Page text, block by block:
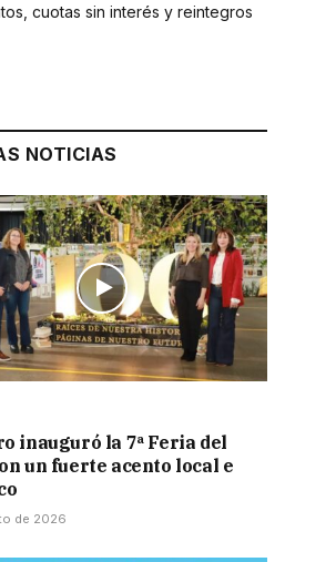
cuotas sin interés y reintegros
NOTICIAS
inauguró la 7ª Feria del
un fuerte acento local e
de 2026